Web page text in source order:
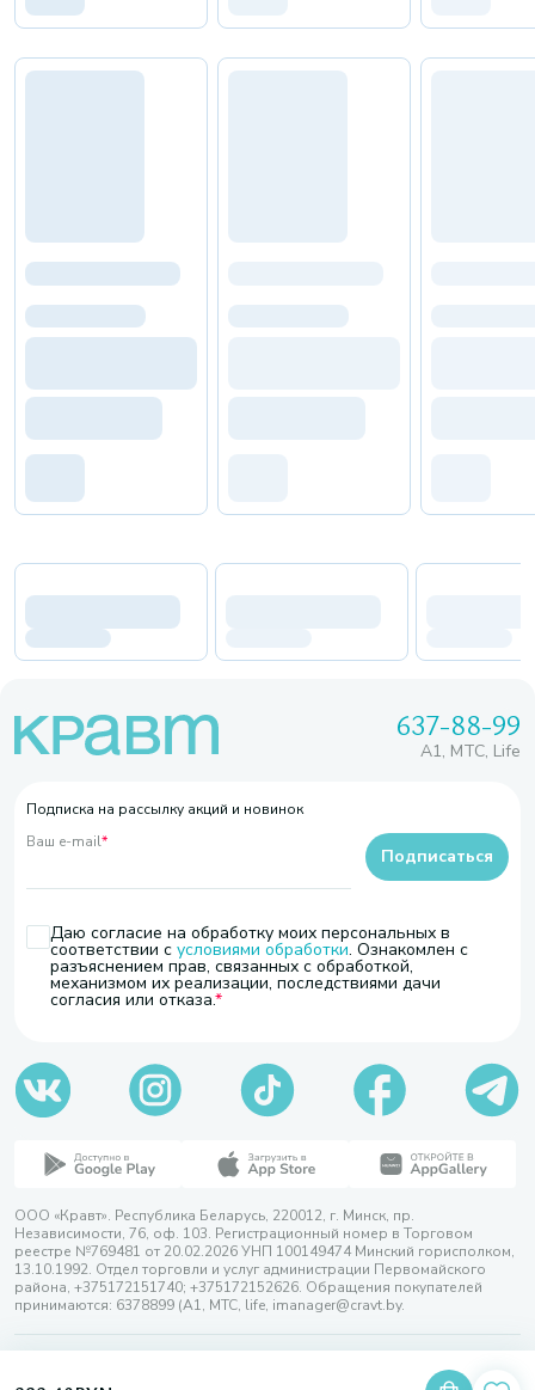
637-88-99
A1, МТС, Life
Подписка на рассылку акций и новинок
Ваш e-mail*
Даю согласие на обработку моих персональных в
соответствии с условиями обработки. Ознакомлен с
разъяснением прав, связанных с обработкой,
механизмом их реализации, последствиями дачи
согласия или отказа.
Подписаться
ООО «Кравт». Республика Беларусь, 220012, г. Минск, пр.
Независимости, 76, оф. 103. Регистрационный номер в Торговом
реестре №769481 от 20.02.2026 УНП 100149474 Минский горисполком,
13.10.1992. Отдел торговли и услуг администрации Первомайского
района, +375172151740; +375172152626. Обращения покупателей
принимаются: 6378899 (А1, МТС, life, imanager@cravt.by.